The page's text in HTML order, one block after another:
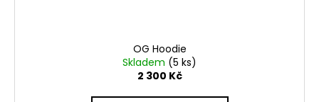
OG Hoodie
Skladem (5 ks)
2 300 Kč